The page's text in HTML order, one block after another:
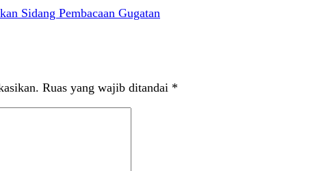
Sidang Pembacaan Gugatan
Ruas yang wajib ditandai *